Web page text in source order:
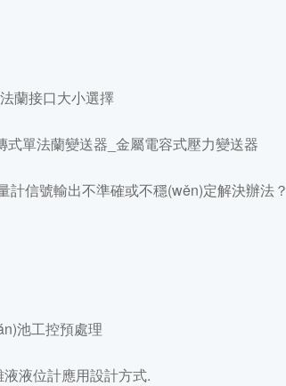
蘭接口大小選擇
單法蘭變送器_金屬電容式壓力變送器
計信號輸出不準確或不穩(wěn)定解決辦法？
池工控預處理
液位計應用設計方式.